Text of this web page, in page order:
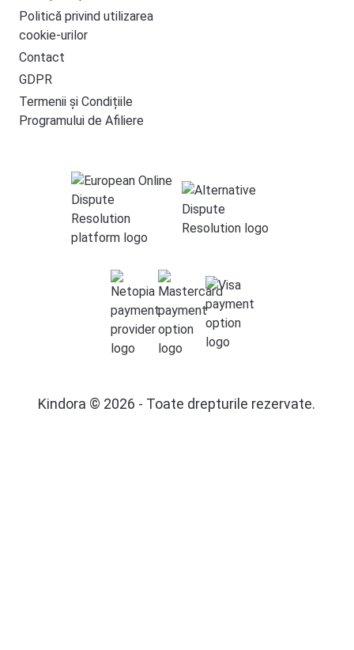
Politică privind utilizarea
cookie-urilor
Contact
GDPR
Termenii și Condițiile
Programului de Afiliere
Kindora © 2026 - Toate drepturile rezervate.